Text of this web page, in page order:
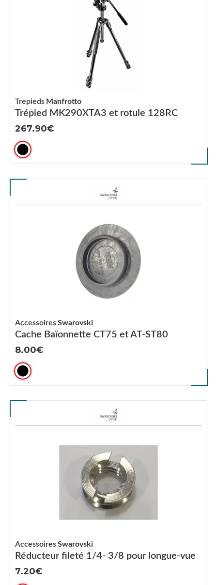
Trépied MK290XTA3 et rotule 128RC
Trepieds Manfrotto
267.90
Cache Baïonnette CT75 et AT-ST80
AccessoiresSwarovski
8.00
Réducteur fileté 1/4- 3/8 pour longue-vue
AccessoiresSwarovski
7.20